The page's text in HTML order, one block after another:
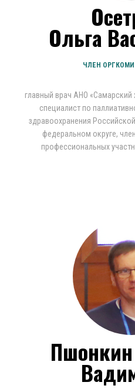
Ольга
ЧЛЕН
главный врач АНО «Самарский
специалист по
здравоохранения
федеральном округе,
профессиональных